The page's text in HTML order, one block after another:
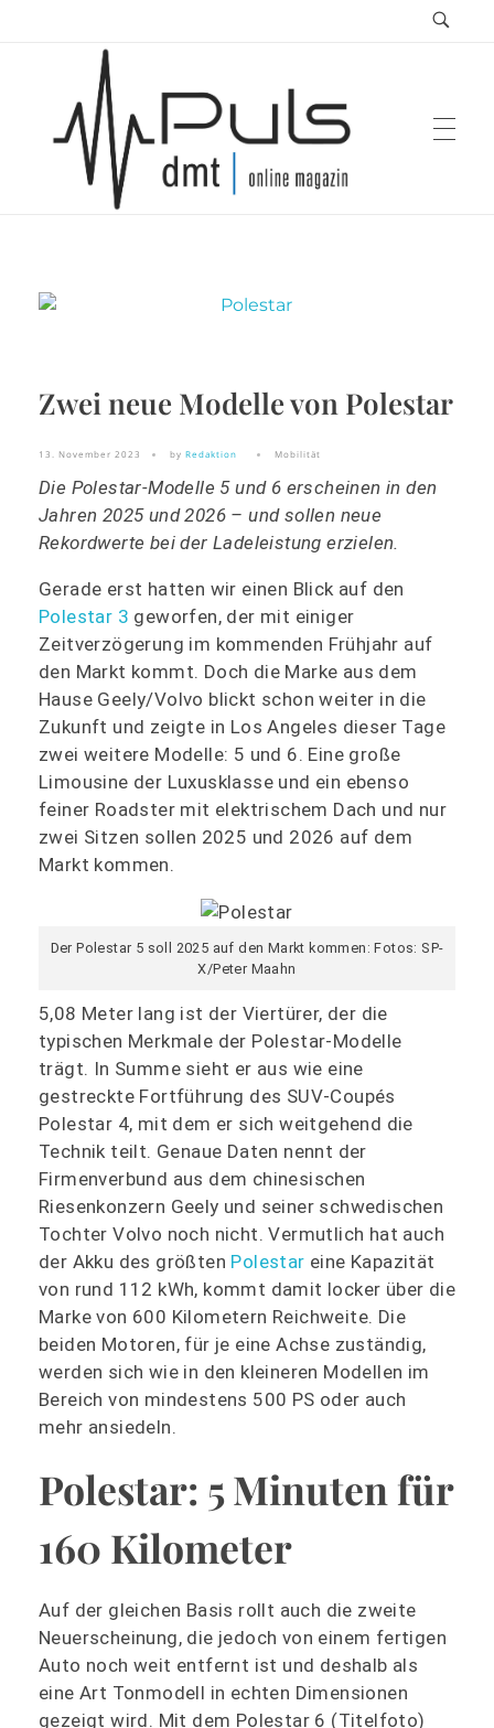
Puls Magazin
Zukunft der Mobilität
Zwei neue Modelle von Polestar
13. November 2023 by Redaktion Mobilität
Die Polestar-Modelle 5 und 6 erscheinen in den
Jahren 2025 und 2026 – und sollen neue
Rekordwerte bei der Ladeleistung erzielen.
Gerade erst hatten wir einen Blick auf den
Polestar 3 geworfen, der mit einiger
Zeitverzögerung im kommenden Frühjahr auf
den Markt kommt. Doch die Marke aus dem
Hause Geely/Volvo blickt schon weiter in die
Zukunft und zeigte in Los Angeles dieser Tage
zwei weitere Modelle: 5 und 6. Eine große
Limousine der Luxusklasse und ein ebenso
feiner Roadster mit elektrischem Dach und nur
zwei Sitzen sollen 2025 und 2026 auf dem
Markt kommen.
Der Polestar 5 soll 2025 auf den Markt kommen: Fotos: SP-
X/Peter Maahn
5,08 Meter lang ist der Viertürer, der die
typischen Merkmale der Polestar-Modelle
trägt. In Summe sieht er aus wie eine
gestreckte Fortführung des SUV-Coupés
Polestar 4, mit dem er sich weitgehend die
Technik teilt. Genaue Daten nennt der
Firmenverbund aus dem chinesischen
Riesenkonzern Geely und seiner schwedischen
Tochter Volvo noch nicht. Vermutlich hat auch
der Akku des größten Polestar eine Kapazität
von rund 112 kWh, kommt damit locker über die
Marke von 600 Kilometern Reichweite. Die
beiden Motoren, für je eine Achse zuständig,
werden sich wie in den kleineren Modellen im
Bereich von mindestens 500 PS oder auch
mehr ansiedeln.
Polestar: 5 Minuten für
160 Kilometer
Auf der gleichen Basis rollt auch die zweite
Neuerscheinung, die jedoch von einem fertigen
Auto noch weit entfernt ist und deshalb als
eine Art Tonmodell in echten Dimensionen
gezeigt wird. Mit dem Polestar 6 (Titelfoto)